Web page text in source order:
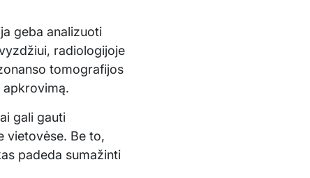
geba analizuoti
radiologijoje
tomografijos
apkrovimą.
gali gauti
vietovėse. Be to,
padeda sumažinti